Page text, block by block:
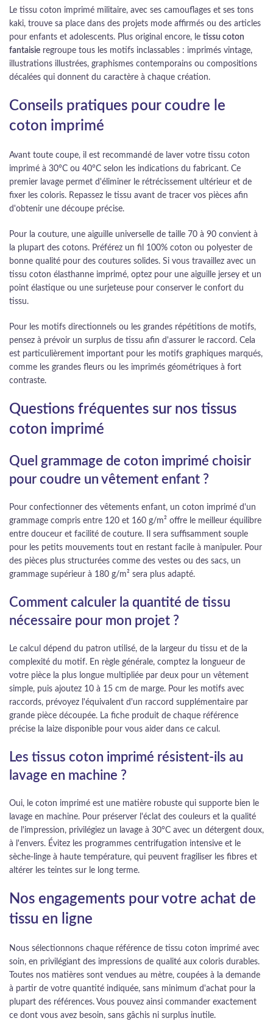
Le tissu coton imprimé militaire, avec ses camouflages et ses tons
kaki, trouve sa place dans des projets mode affirmés ou des articles
pour enfants et adolescents. Plus original encore, le tissu coton
fantaisie regroupe tous les motifs inclassables : imprimés vintage,
illustrations illustrées, graphismes contemporains ou compositions
décalées qui donnent du caractère à chaque création.
Conseils pratiques pour coudre le
coton imprimé
Avant toute coupe, il est recommandé de laver votre tissu coton
imprimé à 30°C ou 40°C selon les indications du fabricant. Ce
premier lavage permet d'éliminer le rétrécissement ultérieur et de
fixer les coloris. Repassez le tissu avant de tracer vos pièces afin
d'obtenir une découpe précise.
Pour la couture, une aiguille universelle de taille 70 à 90 convient à
la plupart des cotons. Préférez un fil 100% coton ou polyester de
bonne qualité pour des coutures solides. Si vous travaillez avec un
tissu coton élasthanne imprimé, optez pour une aiguille jersey et un
point élastique ou une surjeteuse pour conserver le confort du
tissu.
Pour les motifs directionnels ou les grandes répétitions de motifs,
pensez à prévoir un surplus de tissu afin d'assurer le raccord. Cela
est particulièrement important pour les motifs graphiques marqués,
comme les grandes fleurs ou les imprimés géométriques à fort
contraste.
Questions fréquentes sur nos tissus
coton imprimé
Quel grammage de coton imprimé choisir
pour coudre un vêtement enfant ?
Pour confectionner des vêtements enfant, un coton imprimé d'un
grammage compris entre 120 et 160 g/m² offre le meilleur équilibre
entre douceur et facilité de couture. Il sera suffisamment souple
pour les petits mouvements tout en restant facile à manipuler. Pour
des pièces plus structurées comme des vestes ou des sacs, un
grammage supérieur à 180 g/m² sera plus adapté.
Comment calculer la quantité de tissu
nécessaire pour mon projet ?
Le calcul dépend du patron utilisé, de la largeur du tissu et de la
complexité du motif. En règle générale, comptez la longueur de
votre pièce la plus longue multipliée par deux pour un vêtement
simple, puis ajoutez 10 à 15 cm de marge. Pour les motifs avec
raccords, prévoyez l'équivalent d'un raccord supplémentaire par
grande pièce découpée. La fiche produit de chaque référence
précise la laize disponible pour vous aider dans ce calcul.
Les tissus coton imprimé résistent-ils au
lavage en machine ?
Oui, le coton imprimé est une matière robuste qui supporte bien le
lavage en machine. Pour préserver l'éclat des couleurs et la qualité
de l'impression, privilégiez un lavage à 30°C avec un détergent doux,
à l'envers. Évitez les programmes centrifugation intensive et le
sèche-linge à haute température, qui peuvent fragiliser les fibres et
altérer les teintes sur le long terme.
Nos engagements pour votre achat de
tissu en ligne
Nous sélectionnons chaque référence de tissu coton imprimé avec
soin, en privilégiant des impressions de qualité aux coloris durables.
Toutes nos matières sont vendues au mètre, coupées à la demande
à partir de votre quantité indiquée, sans minimum d'achat pour la
plupart des références. Vous pouvez ainsi commander exactement
ce dont vous avez besoin, sans gâchis ni surplus inutile.